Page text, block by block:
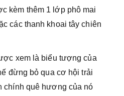
kèm thêm 1 lớp phô mai
các thanh khoai tây chiên
xem là biểu tượng của
đừng bỏ qua cơ hội trải
chính quê hương của nó